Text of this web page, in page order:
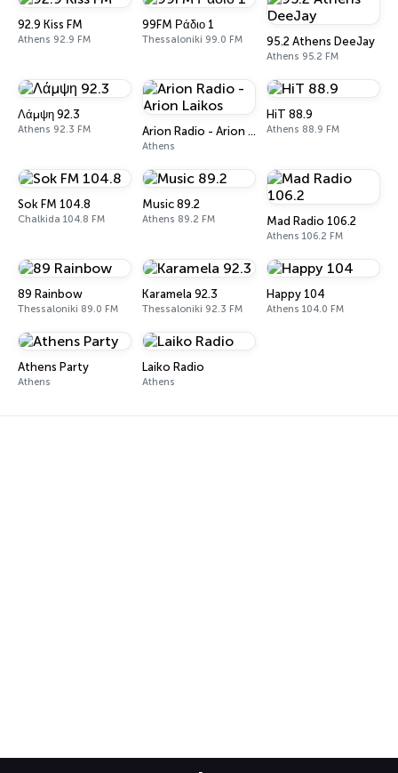
92.9 Kiss FM
Athens 92.9 FM
99FM Ράδιο 1
Thessaloniki 99.0 FM 95.2 Athens DeeJay
Athens 95.2 FM
Λάμψη 92.3
Athens 92.3 FM Arion Radio - Arion Laikos
Athens
HiT 88.9
Athens 88.9 FM
Sok FM 104.8
Chalkida 104.8 FM
Music 89.2
Athens 89.2 FM Mad Radio 106.2
Athens 106.2 FM
89 Rainbow
Thessaloniki 89.0 FM
Karamela 92.3
Thessaloniki 92.3 FM
Happy 104
Athens 104.0 FM
Athens Party
Athens
Laiko Radio
Athens